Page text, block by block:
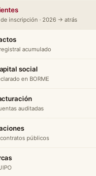
inscripción · 2026 → atrás
acumulado
social
en BORME
auditadas
contratos públicos